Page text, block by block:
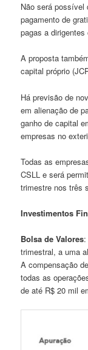
Não será possível
pagamento de
pagas a
A proposta
capital próprio
Há previsão de
em alienação de
ganho de capital
empresas no
Todas as
CSLL e será
trimestre nos três
Investimentos
Bolsa de Valores
trimestral, a uma
A compensação
todas as
de até R$ 20 mil